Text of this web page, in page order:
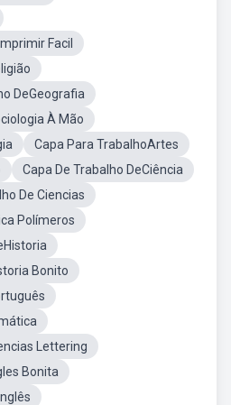
Facil
DeGeografia
À Mão
Capa Para TrabalhoArtes
Capa De Trabalho DeCiência
De Ciencias
Polímeros
Bonito
Lettering
Bonita